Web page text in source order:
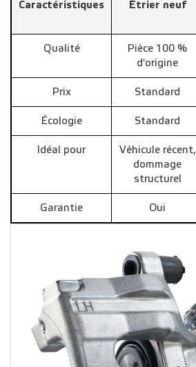
Caractéristiques Étrier neuf
Qualité
Pièce 100 %
d'origine
Prix Standard
Écologie Standard
Idéal pour
Véhicule récent,
dommage
structurel
Garantie Oui